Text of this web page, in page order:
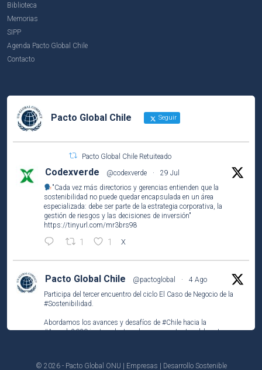
Biblioteca
Memorias
SIPP
Agenda Pacto Global Chile
Contacto
Pacto Global Chile Seguir
Pacto Global Chile Retuiteado
Codexverde @codexverde ·
29 Jul
"Cada vez más directorios y gerencias entienden que la
sostenibilidad no puede quedar encapsulada en un área
especializada: debe ser parte de la estrategia corporativa, la
gestión de riesgos y las decisiones de inversión"
https://tinyurl.com/mr3brs98
1 1 X
Pacto Global Chile @pactoglobal ·
4 Ago
Participa del tercer encuentro del ciclo El Caso de Negocio de la
#Sostenibilidad
Abordamos los avances y desafíos de #Chile hacia la
#Agenda2030junto a destacados representantes del sector
© 2026 - Pacto Global ONU | Empresas | Desarrollo Sostenible